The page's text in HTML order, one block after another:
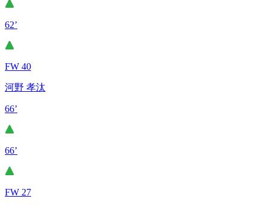
62’
FW 40
河野 孝汰
66’
66’
FW 27